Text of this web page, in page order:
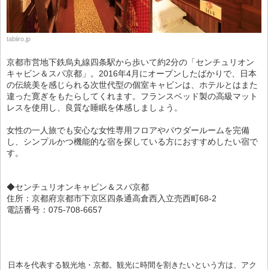
tabiiro.jp
京都市営地下鉄烏丸線四条駅から歩いて約2分の「センチュリオン
キャビン＆スパ京都」。2016年4月にオープンしたばかりで、日本
の伝統美を感じられる次世代型の個室キャビンは、ホテルとはまた
違った寛ぎをもたらしてくれます。フランスベッド製の高級マット
レスを使用し、良質な睡眠を体感しましょう。
女性の一人旅でも安心な女性専用フロアやパウダールームを完備
し、シンプルかつ機能的な宿を探している方におすすめしたい宿で
す。
◆センチュリオンキャビン＆スパ京都
住所：京都府京都市下京区四条通高倉西入立売西町68-2
電話番号：075-708-6657
日本を代表する観光地・京都。観光に時間を割きたいという方は、アク